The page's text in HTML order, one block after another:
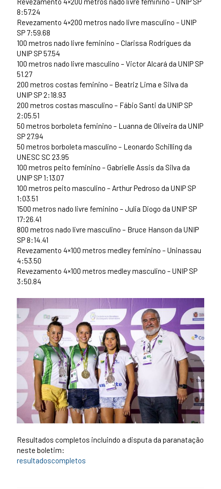
8:57.24
Revezamento 4×200 metros nado livre masculino – UNIP
SP 7:59.68
100 metros nado livre feminino – Clarissa Rodrigues da
UNIP SP 57.54
100 metros nado livre masculino – Victor Alcará da UNIP SP
51.27
200 metros costas feminino – Beatriz Lima e Silva da
UNIP SP 2:18.93
200 metros costas masculino – Fábio Santi da UNIP SP
2:05.51
50 metros borboleta feminino – Luanna de Oliveira da UNIP
SP 27.94
50 metros borboleta masculino – Leonardo Schilling da
UNESC SC 23.95
100 metros peito feminino – Gabrielle Assis da Silva da
UNIP SP 1:13.07
100 metros peito masculino – Arthur Pedroso da UNIP SP
1:03.51
1500 metros nado livre feminino – Julia Diogo da UNIP SP
17:26.41
800 metros nado livre masculino – Bruce Hanson da UNIP
SP 8:14.41
Revezamento 4×100 metros medley feminino – Uninassau
4:53.50
Revezamento 4×100 metros medley masculino – UNIP SP
3:50.84
Resultados completos incluindo a disputa da paranatação
neste boletim:
resultadoscompletos